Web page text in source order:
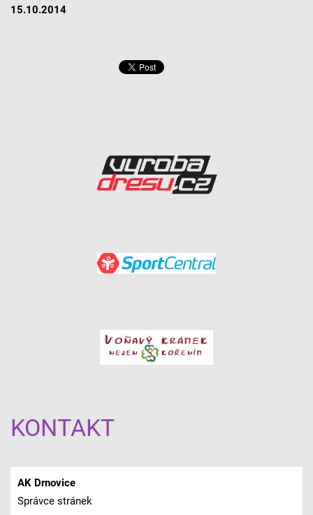
15.10.2014
KONTAKT
AK Drnovice
Správce stránek